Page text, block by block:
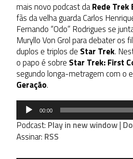
mais novo podcast daRede Trek
fãs da velha guarda Carlos
Fernando “Odo” Rodrigues se
Muryllo Von Grol para debater os
duplos e triplos de Star Trek.
o papo é sobre Star Trek: First
segundo longa-metragem com o
Geração.
Tocador
áudio
00:00
Podcast: Play in new window|
Assinar: RSS